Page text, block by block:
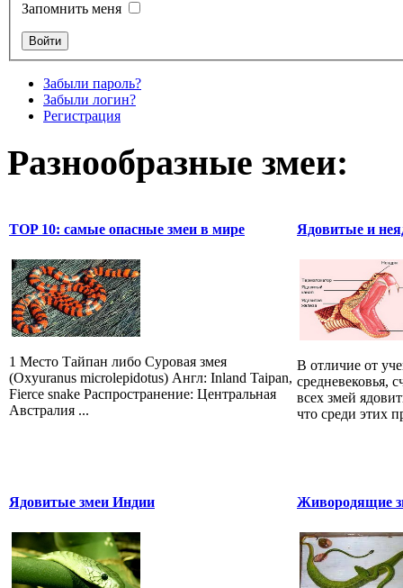
Запомнить меня
Забыли пароль?
Забыли логин?
Регистрация
Разнообразные змеи:
TOP 10: самые опасные змеи в мире
1 Место Тайпан либо Суровая змея
(Oxyuranus microlepidotus) Англ: Inland Taipan,
Fierce snake Распространение: Центральная
Австралия ...
Ядовитые и
В отличие от
средневековья,
всех змей
что среди этих
Ядовитые змеи Индии Живородящие